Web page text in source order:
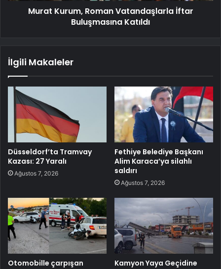
Murat Kurum, Roman Vatandaşlarla İftar
Buluşmasına Katıldı
İlgili Makaleler
Düsseldorf’ta Tramvay
Kazası: 27 Yaralı
Ağustos 7, 2026
Fethiye Belediye Başkanı
Alim Karaca’ya silahlı
saldırı
Ağustos 7, 2026
Otomobille çarpışan
Kamyon Yaya Geçidine